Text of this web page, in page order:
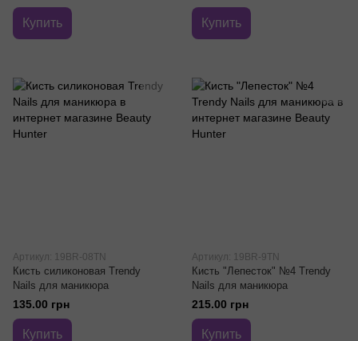
Купить Купить
Артикул: 19BR-08TN
Кисть силиконовая Trendy
Nails для маникюра
135.00 грн
Купить
Артикул: 19BR-9TN
Кисть "Лепесток" №4 Trendy
Nails для маникюра
215.00 грн
Купить